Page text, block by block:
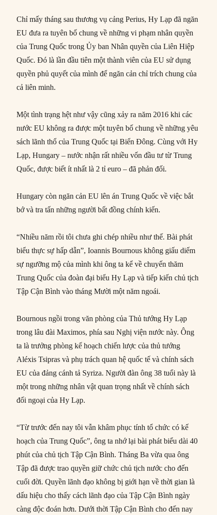
Chỉ mấy tháng sau thương vụ cảng Perius, Hy Lạp đã ngăn
EU đưa ra tuyên bố chung về những vi phạm nhân quyền
của Trung Quốc trong Ủy ban Nhân quyền của Liên Hiệp
Quốc. Đó là lần đầu tiên một thành viên của EU sử dụng
quyền phủ quyết của mình để ngăn cản chỉ trích chung của
cả liên minh.
Một tình trạng hệt như vậy cũng xảy ra năm 2016 khi các
nước EU không ra được một tuyên bố chung về những yêu
sách lãnh thổ của Trung Quốc tại Biển Đông. Cùng với Hy
Lạp, Hungary – nước nhận rất nhiều vốn đầu tư từ Trung
Quốc, được biết ít nhất là 2 tỉ euro – đã phản đối.
Hungary còn ngăn cản EU lên án Trung Quốc về việc bắt
bớ và tra tấn những người bất đồng chính kiến.
“Nhiều năm rồi tôi chưa ghi chép nhiều như thế. Bài phát
biểu thực sự hấp dẫn”, Ioannis Bournous không giấu diếm
sự ngưỡng mộ của mình khi ông ta kể về chuyến thăm
Trung Quốc của đoàn đại biểu Hy Lạp và tiếp kiến chủ tịch
Tập Cận Bình vào tháng Mười một năm ngoái.
Bournous ngồi trong văn phòng của Thủ tướng Hy Lạp
trong lâu đài Maximos, phía sau Nghị viện nước này. Ông
ta là trưởng phòng kế hoạch chiến lược của thủ tướng
Aléxis Tsipras và phụ trách quan hệ quốc tế và chính sách
EU của đảng cánh tả Syriza. Người đàn ông 38 tuổi này là
một trong những nhân vật quan trọng nhất về chính sách
đối ngoại của Hy Lạp.
“Từ trước đến nay tôi vẫn khâm phục tính tổ chức có kế
hoạch của Trung Quốc”, ông ta nhớ lại bài phát biểu dài 40
phút của chủ tịch Tập Cận Bình. Tháng Ba vừa qua ông
Tập đã được trao quyền giữ chức chủ tịch nước cho đến
cuối đời. Quyền lãnh đạo không bị giới hạn về thời gian là
dấu hiệu cho thấy cách lãnh đạo của Tập Cận Bình ngày
càng độc đoán hơn. Dưới thời Tập Cận Bình cho đến nay